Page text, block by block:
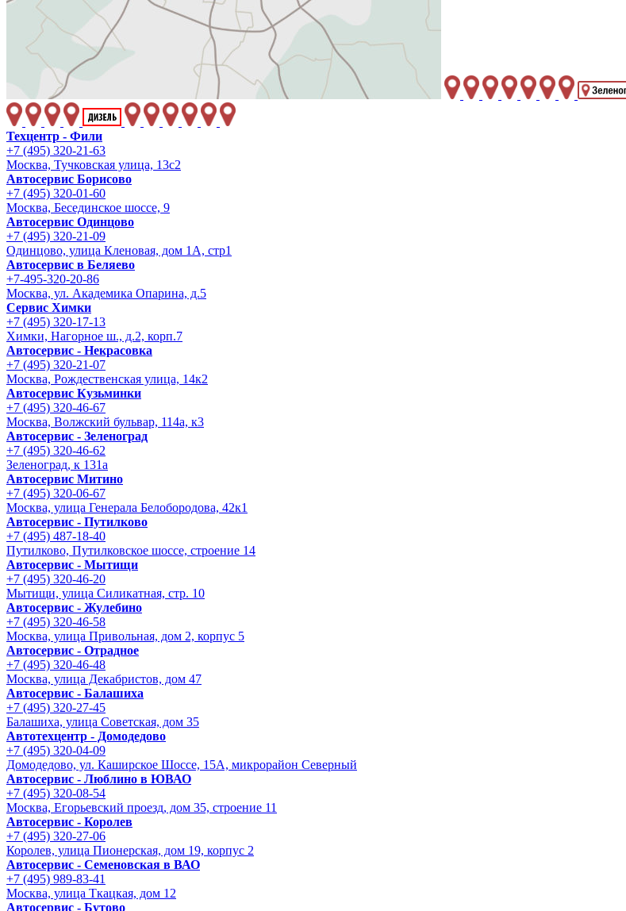
Техцентр - Фили
+7 (495) 320-21-63
Москва, Тучковская улица, 13с2
Автосервис Борисово
+7 (495) 320-01-60
Москва, Бесединское шоссе, 9
Автосервис Одинцово
+7 (495) 320-21-09
Одинцово, улица Кленовая, дом 1А, стр1
Автосервис в Беляево
+7-495-320-20-86
Москва, ул. Академика Опарина, д.5
Сервис Химки
+7 (495) 320-17-13
Химки, Нагорное ш., д.2, корп.7
Автосервис - Некрасовка
+7 (495) 320-21-07
Москва, Рождественская улица, 14к2
Автосервис Кузьминки
+7 (495) 320-46-67
Москва, Волжский бульвар, 114а, к3
Автосервис - Зеленоград
+7 (495) 320-46-62
Зеленоград, к 131а
Автосервис Митино
+7 (495) 320-06-67
Москва, улица Генерала Белобородова, 42к1
Автосервис - Путилково
+7 (495) 487-18-40
Путилково, Путилковское шоссе, строение 14
Автосервис - Мытищи
+7 (495) 320-46-20
Мытищи, улица Силикатная, стр. 10
Автосервис - Жулебино
+7 (495) 320-46-58
Москва, улица Привольная, дом 2, корпус 5
Автосервис - Отрадное
+7 (495) 320-46-48
Москва, улица Декабристов, дом 47
Автосервис - Балашиха
+7 (495) 320-27-45
Балашиха, улица Советская, дом 35
Автотехцентр - Домодедово
+7 (495) 320-04-09
Домодедово, ул. Каширское Шоссе, 15А, микрорайон Северный
Автосервис - Люблино в ЮВАО
+7 (495) 320-08-54
Москва, Егорьевский проезд, дом 35, строение 11
Автосервис - Королев
+7 (495) 320-27-06
Королев, улица Пионерская, дом 19, корпус 2
Автосервис - Семеновская в ВАО
+7 (495) 989-83-41
Москва, улица Ткацкая, дом 12
Автосервис - Бутово